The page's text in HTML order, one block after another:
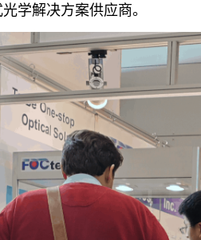
学解决方案供应商。